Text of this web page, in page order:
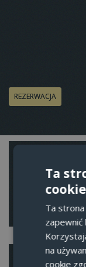
REZERWACJA
Trasy rowerowe
Ta
cookie
Ta
zapewnić
na
cookie